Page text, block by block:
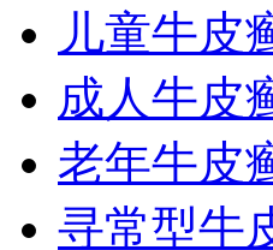
儿童牛皮
成人牛皮
老年牛皮
寻常型牛